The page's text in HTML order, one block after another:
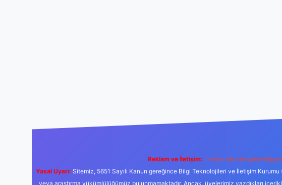
Reklam ve İletişim: E-mail:
Yasal Uyarı: Sitemiz, 5651 Sayılı Kanun gereğince Bilgi Teknolojileri ve İletişim
veya araştırma yükümlülüğümüz bulunmamaktadır. Ancak, üyelerimiz yazdıkları